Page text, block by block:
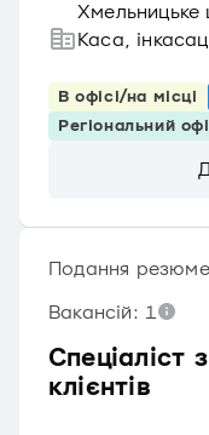
Каса,
В офісі/на місці
Регіональний
Спеціаліст
клієнтів
Подання
Вакансій: 1